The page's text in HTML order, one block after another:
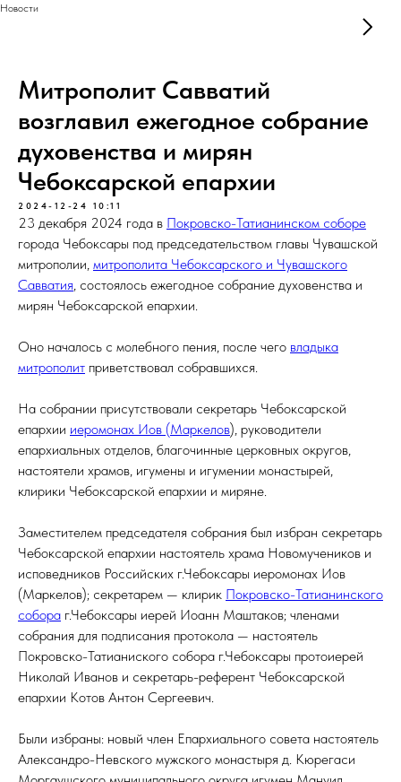
Новости
Митрополит Савватий
возглавил ежегодное собрание
духовенства и мирян
Чебоксарской епархии
2024-12-24 10:11
23 декабря 2024 года в Покровско-Татианинском соборе
города Чебоксары под председательством главы Чувашской
митрополии, митрополита Чебоксарского и Чувашского
Савватия, состоялось ежегодное собрание духовенства и
мирян Чебоксарской епархии.
Оно началось с молебного пения, после чего владыка
митрополит приветствовал собравшихся.
На собрании присутствовали секретарь Чебоксарской
епархии иеромонах Иов (Маркелов), руководители
епархиальных отделов, благочинные церковных округов,
настоятели храмов, игумены и игумении монастырей,
клирики Чебоксарской епархии и миряне.
Заместителем председателя собрания был избран секретарь
Чебоксарской епархии настоятель храма Новомучеников и
исповедников Российских г.Чебоксары иеромонах Иов
(Маркелов); секретарем — клирик Покровско-Татианинского
собора г.Чебоксары иерей Иоанн Маштаков; членами
собрания для подписания протокола — настоятель
Покровско-Татианиского собора г.Чебоксары протоиерей
Николай Иванов и секретарь-референт Чебоксарской
епархии Котов Антон Сергеевич.
Были избраны: новый член Епархиального совета настоятель
Александро-Невского мужского монастыря д. Кюрегаси